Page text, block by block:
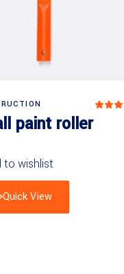
In den Warenkorb
paint roller
to wishlist
Quick View